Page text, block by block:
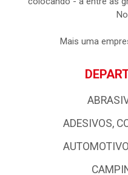
Mais uma
ADESIVOS,